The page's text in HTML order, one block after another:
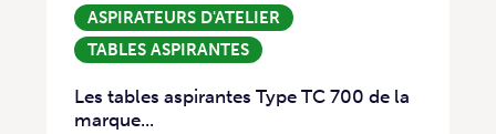
ASPIRATEURS D'ATELIER
TABLES ASPIRANTES
Les tables aspirantes Type TC 700 de la
marque...